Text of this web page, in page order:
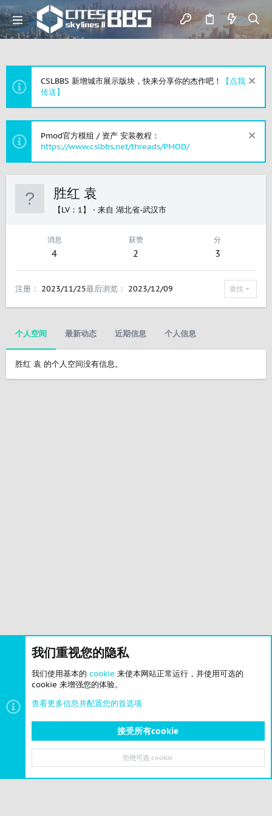
CSLBBS 新增城市展示版块，快来分享你的杰作吧！
【点我
传送】
Pmod官方模组 / 资产 安装教程：
https://www.cslbbs.net/threads/PMOD/
胜红 袁
【LV：1】 · 来自 湖北省-武汉市
消息
4
获赞
2
分
3
注册 2023/11/25最后浏览 2023/12/09 查找
个人空间 最新动态 近期信息 个人信息
胜红 袁 的个人空间没有信息。
顶部 底部
我们重视您的隐私
我们使用基本的 cookie 来使本网站正常运行，并使用可选的
cookie 来增强您的体验。
查看更多信息并配置您的首选项
接受所有cookie
拒绝可选 cookie